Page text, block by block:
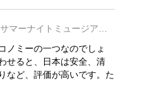
マーナイトミュージア
ノミーの一つなのでしょ
せると、日本は安全、清
など、評価が高いです。た